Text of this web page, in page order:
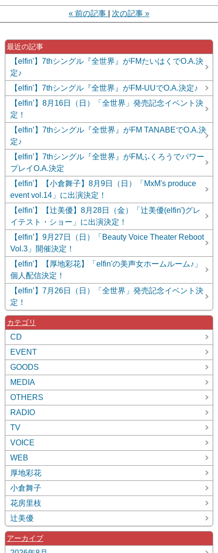
« 前の記事 次の記事 »
最近の記事
【elfin'】7thシングル『全世界』がFMたいはくでO.A.決
定♪
【elfin'】7thシングル『全世界』がFM-UUでO.A.決定♪
【elfin’】8月16日（日）「全世界」発売記念イベント決
定！
【elfin’】7thシングル『全世界』がFM TANABEでO.A.決
定♪
【elfin’】7thシングル『全世界』がFMふくろうでパワー
プレイO.A.決定
【elfin'】【小倉舞子】8月9日（日）「MxM's produce
event vol.14」に出演決定！
【elfin'】【辻美優】8月28日（金）「辻美優(elfin')グレ
イテスト・ショー」に出演決定！
【elfin’】9月27日（日）「Beauty Voice Theater Reboot
Vol.3」開催決定！
【elfin'】【厚地彩花】「elfin'の美声女ホームルーム♪」
個人配信決定！
【elfin’】7月26日（日）「全世界」発売記念イベント決
定！
カテゴリ
CD
EVENT
GOODS
MEDIA
OTHERS
RADIO
TV
VOICE
WEB
厚地彩花
小倉舞子
花房里枝
辻美優
アーカイブ